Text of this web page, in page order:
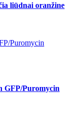
liūdnai oranžine
Puromycin
GFP/Puromycin